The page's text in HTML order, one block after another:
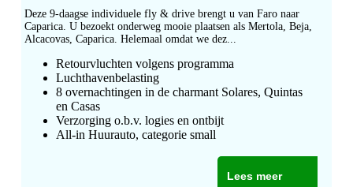
Deze 9-daagse individuele fly & drive brengt u van Faro naar
Caparica. U bezoekt onderweg mooie plaatsen als Mertola, Beja,
Alcacovas, Caparica. Helemaal omdat we dez...
Retourvluchten volgens programma
Luchthavenbelasting
8 overnachtingen in de charmant Solares, Quintas
en Casas
Verzorging o.b.v. logies en ontbijt
All-in Huurauto, categorie small
Lees meer